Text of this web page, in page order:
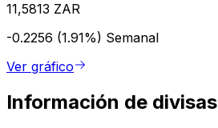
11,5813 ZAR
-0.2256 (1.91%) Semanal
Ver gráfico
Información de divisas